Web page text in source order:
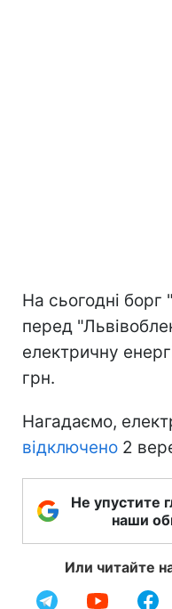
На сьогодні
перед
електричну
грн.
Нагадаємо,
відключено 2
Не упустите
наши
Или читайте